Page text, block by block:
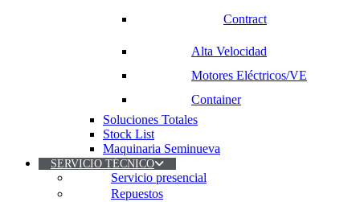
Contract
Alta Velocidad
Motores Eléctricos/VE
Container
Soluciones Totales
Stock List
Maquinaria Seminueva
SERVICIO TÉCNICO
Servicio presencial
Repuestos